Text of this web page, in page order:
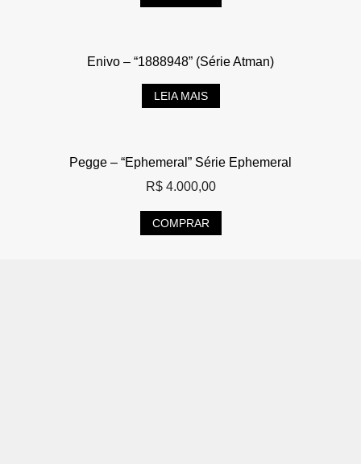
Enivo – “1888948” (Série Atman)
LEIA MAIS
Pegge – “Ephemeral” Série Ephemeral
R$4.000,00
COMPRAR